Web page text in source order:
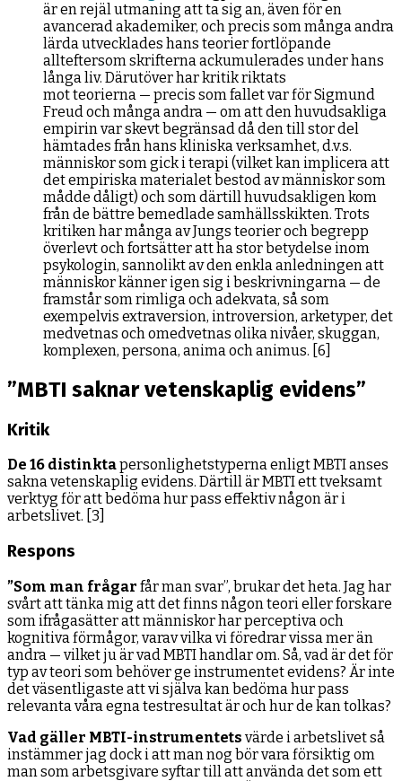
är en rejäl utmaning att ta sig an, även för en
avancerad akademiker, och precis som många andra
lärda utvecklades hans teorier fortlöpande
allteftersom skrifterna ackumulerades under hans
långa liv. Därutöver har kritik riktats
mot teorierna — precis som fallet var för Sigmund
Freud och många andra — om att den huvudsakliga
empirin var skevt begränsad då den till stor del
hämtades från hans kliniska verksamhet, d.v.s.
människor som gick i terapi (vilket kan implicera att
det empiriska materialet bestod av människor som
mådde dåligt) och som därtill huvudsakligen kom
från de bättre bemedlade samhällsskikten. Trots
kritiken har många av Jungs teorier och begrepp
överlevt och fortsätter att ha stor betydelse inom
psykologin, sannolikt av den enkla anledningen att
människor känner igen sig i beskrivningarna — de
framstår som rimliga och adekvata, så som
exempelvis extraversion, introversion, arketyper, det
medvetnas och omedvetnas olika nivåer, skuggan,
komplexen, persona, anima och animus. [6]
”MBTI saknar vetenskaplig evidens”
Kritik
De 16 distinktapersonlighetstyperna enligt MBTI anses
sakna vetenskaplig evidens. Därtill är MBTI ett tveksamt
verktyg för att bedöma hur pass effektiv någon är i
arbetslivet. [3]
Respons
”Som man frågar får man svar”, brukar det heta. Jag har
svårt att tänka mig att det finns någon teori eller forskare
som ifrågasätter att människor har perceptiva och
kognitiva förmågor, varav vilka vi föredrar vissa mer än
andra — vilket ju är vad MBTI handlar om. Så, vad är det för
typ av teori som behöver ge instrumentet evidens? Är inte
det väsentligaste att vi själva kan bedöma hur pass
relevanta våra egna testresultat är och hur de kan tolkas?
Vad gäller MBTI-instrumentets värde i arbetslivet så
instämmer jag dock i att man nog bör vara försiktig om
man som arbetsgivare syftar till att använda det som ett